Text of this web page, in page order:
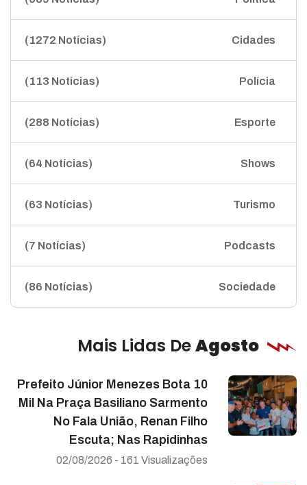
Cidades
(1272 Notícias)
Polícia
(113 Notícias)
Esporte
(288 Notícias)
Shows
(64 Notícias)
Turismo
(63 Notícias)
Podcasts
(7 Notícias)
Sociedade
(86 Notícias)
Mais Lidas DeAgosto
Prefeito Júnior Menezes Bota 10
Mil Na Praça Basiliano Sarmento
No Fala União, Renan Filho
Escuta; Nas Rapidinhas
02/08/2026 - 161 Visualizações